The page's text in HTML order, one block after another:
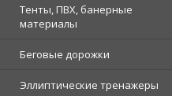
Тенты, ПВХ, банерные
материалы
Беговые дорожки
Эллиптические тренажеры